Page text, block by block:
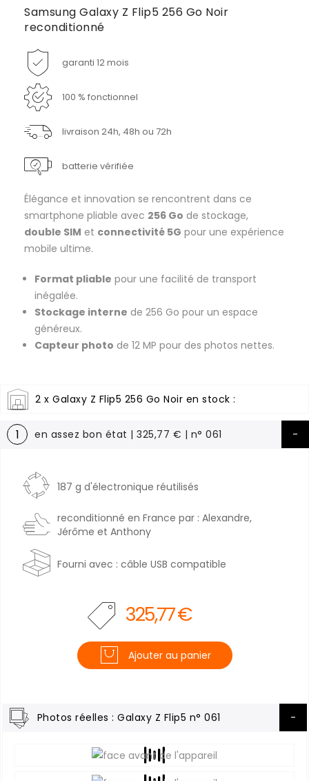
Samsung Galaxy Z Flip5 256 Go Noir
reconditionné
garanti 12 mois
100 % fonctionnel
livraison 24h, 48h ou 72h
batterie vérifiée
Élégance et innovation se rencontrent dans ce
smartphone pliable avec 256 Go de stockage,
double SIM et connectivité 5G pour une expérience
mobile ultime.
Format pliable pour une facilité de transport
inégalée.
Stockage interne de 256 Go pour un espace
généreux.
Capteur photo de 12 MP pour des photos nettes.
2 x Galaxy Z Flip5 256 Go Noir en stock :
1 en assez bon état | 325,77 € | n° 061
187 g d'électronique réutilisés
reconditionné en France par : Alexandre,
Jérôme et Anthony
Fourni avec : câble USB compatible
325,77 €
Ajouter au panier
Photos réelles : Galaxy Z Flip5 n° 061